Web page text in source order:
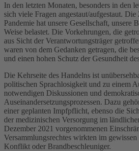
In den letzten Monaten, besonders in den
sich viele Fragen angestaut/aufgestaut.
Pandemie hat unsere Gesellschaft, unsere
Weise belastet. Die Vorkehrungen, die
aus Sicht der Verantwortungsträger
waren von dem Gedanken getragen, die
und einen hohen Schutz der Gesundheit
Die Kehrseite des Handelns ist
politischen Sprachlosigkeit und zu einem
notwendigen Diskussionen und
Auseinandersetzungsprozessen. Dazu
einer geplanten Impfpflicht, ebenso die
der medizinischen Versorgung im
Dezember 2021 vorgenommenen
Versammlungsrechtes wirkten im
Konflikt oder Brandbeschleuniger.